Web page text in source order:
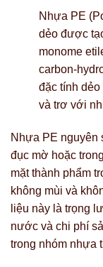
Nhựa PE
dẻo được
monome
carbon-
đặc tính
và trơ với
Nhựa PE nguyên
đục mờ hoặc
mặt thành phẩm
không mùi và
liệu này là trọng
nước và chi phí
trong nhóm nhựa